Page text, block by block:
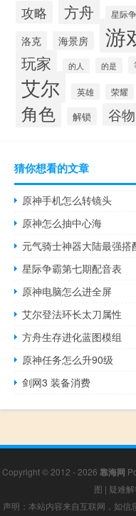
攻略 方舟 星际
洛克 海景房 游
玩家 的人 的是
艾尔 英雄 荣耀
角色 解锁 谷物
猜你想看的文章
原神手机怎么转镜头
原神怎么抽中心海
元气骑士神器大陆最强搭
星际争霸第七期配音表
原神电脑怎么进全屏
艾尔登法环长太刀属性
方舟生存进化蓝图模组
原神任务怎么升90级
剑网3 装备消费
Copyright © 2012 - 2026 靠海网
图 | 疑难
声明：本站内容来自互联网，如